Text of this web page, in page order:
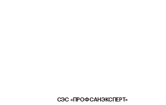
СЭС «ПРОФСАНЭКСПЕРТ»